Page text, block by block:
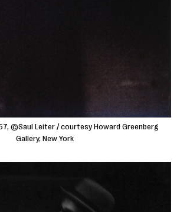
©Saul Leiter / courtesy Howard Greenberg
Gallery, New York